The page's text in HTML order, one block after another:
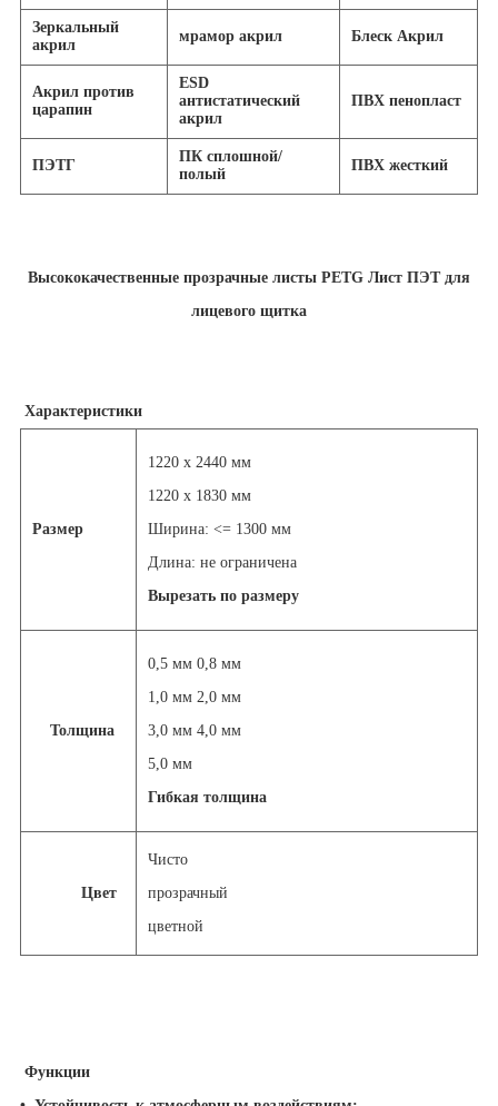
Зеркальный
акрил
мрамор акрил Блеск Акрил
Акрил против
царапин
ESD
антистатический
акрил
ПВХ пенопласт
ПЭТГ
ПК сплошной/
полый
ПВХ жесткий
Высококачественные прозрачные листы PETG Лист ПЭТ для
лицевого щитка
Характеристики
Размер
1220 х 2440 мм
1220 х 1830 мм
Ширина: <= 1300 мм
Длина: не ограничена
Вырезать по размеру
Толщина
0,5 мм 0,8 мм
1,0 мм 2,0 мм
3,0 мм 4,0 мм
5,0 мм
Гибкая толщина
Цвет
Чисто
прозрачный
цветной
Функции